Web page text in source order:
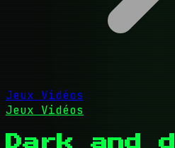
Jeux Vidéos
Jeux Vidéos
Dark and